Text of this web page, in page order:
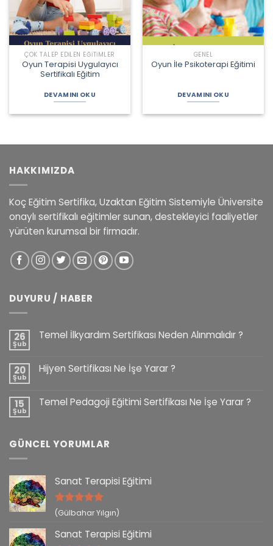
ÇOK TALEP EDILEN EĞITIMLER
Oyun Terapisi Uygulayıcı
Sertifikalı Eğitim
DEVAMINI OKU
GENEL
Oyun İle Psikoterapi Eğitimi
DEVAMINI OKU
HAKKIMIZDA
Koç Eğitim Sertifika, Uzaktan Eğitim Sistemiyle Üniversite
onaylı sertifikalı eğitimler sunan, destekleyici faaliyetler
yürüten kurumsal bir firmadır.
DUYURU / HABER
26
Şub
Temel İlkyardım Sertifikası Neden Alınmalıdır ?
20
Şub
Hijyen Sertifikası Ne İşe Yarar ?
15
Şub
Temel Pedagoji Eğitimi Sertifikası Ne İşe Yarar ?
GÜNCEL YORUMLAR
Sanat Terapisi Eğitimi
5 üzerinden
(Gülbahar Yılgın)
Sanat Terapisi Eğitimi